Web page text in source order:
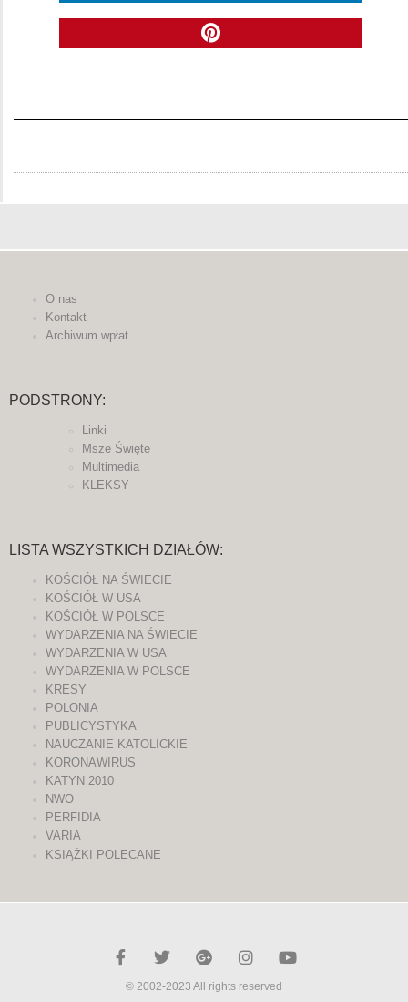
O nas
Kontakt
Archiwum wpłat
PODSTRONY:
Linki
Msze Święte
Multimedia
KLEKSY
LISTA WSZYSTKICH DZIAŁÓW:
KOŚCIÓŁ NA ŚWIECIE
KOŚCIÓŁ W USA
KOŚCIÓŁ W POLSCE
WYDARZENIA NA ŚWIECIE
WYDARZENIA W USA
WYDARZENIA W POLSCE
KRESY
POLONIA
PUBLICYSTYKA
NAUCZANIE KATOLICKIE
KORONAWIRUS
KATYN 2010
NWO
PERFIDIA
VARIA
KSIĄŻKI POLECANE
© 2002-2023 All rights reserved